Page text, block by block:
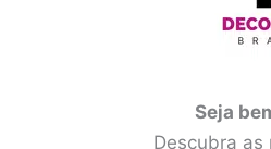
Seja
Descubra as